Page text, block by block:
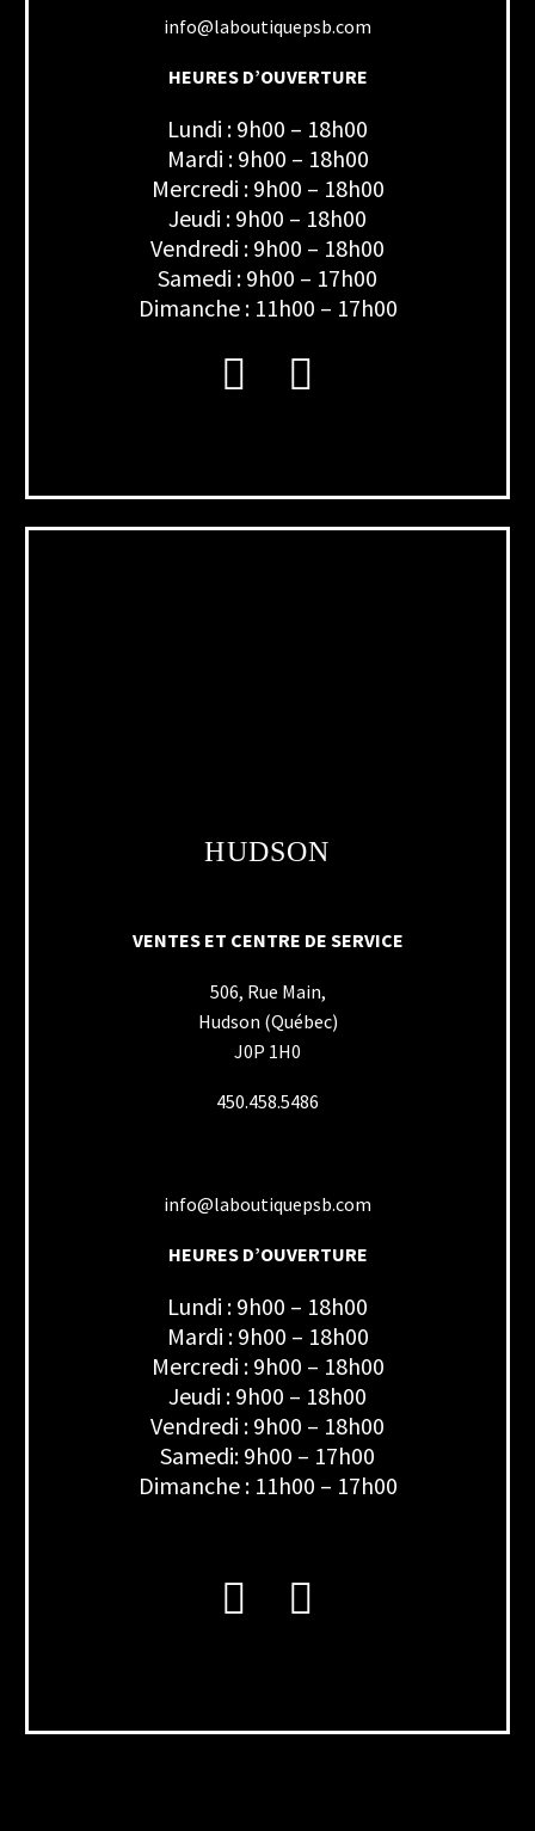
info@laboutiquepsb.com
HEURES D’OUVERTURE
Lundi : 9h00 – 18h00
Mardi : 9h00 – 18h00
Mercredi : 9h00 – 18h00
Jeudi : 9h00 – 18h00
Vendredi : 9h00 – 18h00
Samedi : 9h00 – 17h00
Dimanche : 11h00 – 17h00
HUDSON
VENTES ET CENTRE DE SERVICE
506, Rue Main,
Hudson (Québec)
J0P 1H0
450.458.5486
info@laboutiquepsb.com
HEURES D’OUVERTURE
Lundi : 9h00 – 18h00
Mardi : 9h00 – 18h00
Mercredi : 9h00 – 18h00
Jeudi : 9h00 – 18h00
Vendredi : 9h00 – 18h00
Samedi: 9h00 – 17h00
Dimanche : 11h00 – 17h00